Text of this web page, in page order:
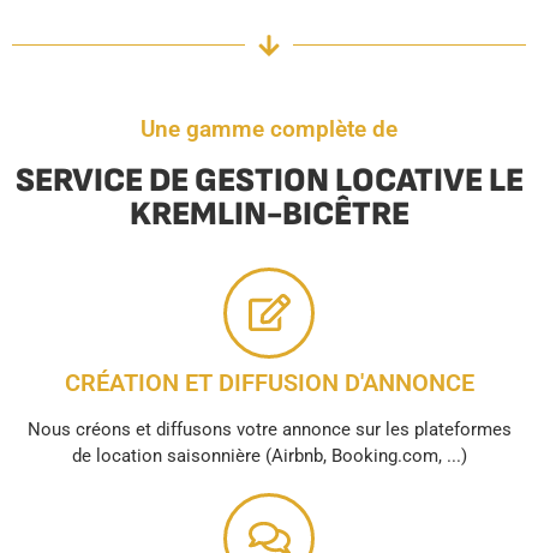
Une gamme complète de
SERVICE DE GESTION LOCATIVE LE
KREMLIN-BICÊTRE
CRÉATION ET DIFFUSION D'ANNONCE
Nous créons et diffusons votre annonce sur les plateformes
de location saisonnière (Airbnb, Booking.com, ...)